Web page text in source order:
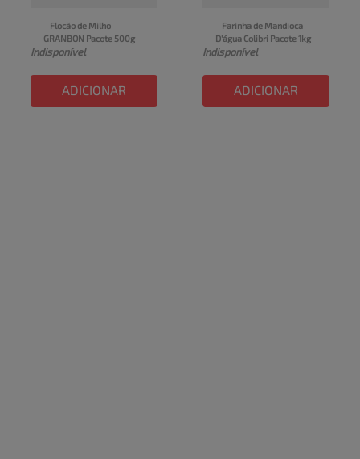
Flocão de Milho
GRANBON Pacote 500g
Indisponível
ADICIONAR
Farinha de Mandioca
D'água Colibri Pacote 1kg
Indisponível
ADICIONAR